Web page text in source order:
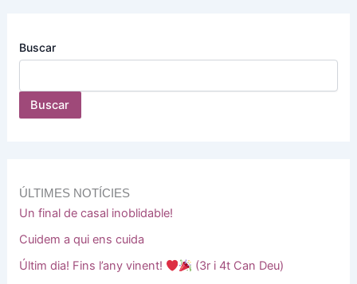
Buscar
Buscar
ÚLTIMES NOTÍCIES
Un final de casal inoblidable!
Cuidem a qui ens cuida
Últim dia! Fins l’any vinent!
(3r i 4t Can Deu)